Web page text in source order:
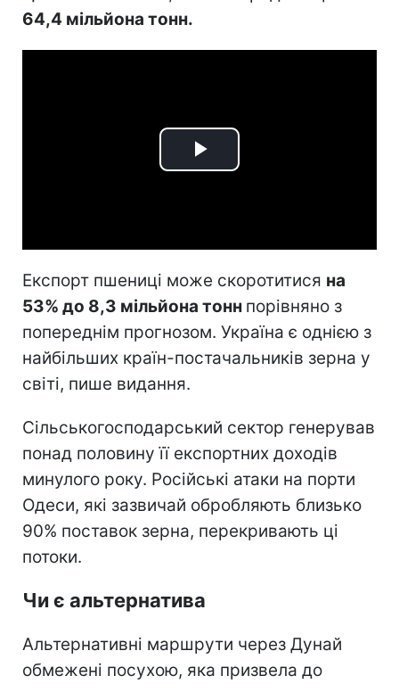
64,4 мільйона тонн.
Play
Експорт пшениці може скоротитися на
53% до 8,3 мільйона тонн порівняно з
попереднім прогнозом. Україна є однією з
найбільших країн-постачальників зерна у
світі, пише видання.
Сільськогосподарський сектор генерував
понад половину її експортних доходів
минулого року. Російські атаки на порти
Одеси, які зазвичай обробляють близько
90% поставок зерна, перекривають ці
потоки.
Чи є альтернатива
Альтернативні маршрути через Дунай
обмежені посухою, яка призвела до